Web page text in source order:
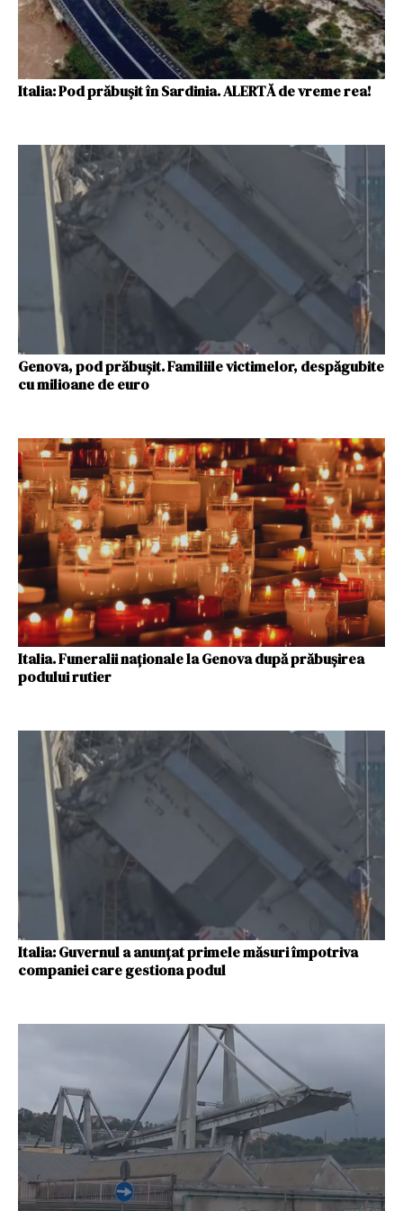
Italia: Pod prăbușit în Sardinia. ALERTĂ de vreme rea!
Genova, pod prăbușit. Familiile victimelor, despăgubite
cu milioane de euro
Italia. Funeralii naţionale la Genova după prăbuşirea
podului rutier
Italia: Guvernul a anunțat primele măsuri împotriva
companiei care gestiona podul